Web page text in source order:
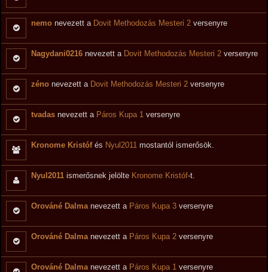
nemo nevezett a Dovit Methodozás Mesteri 2 versenyre
Nagydani0216 nevezett a Dovit Methodozás Mesteri 2 versenyre
zéno nevezett a Dovit Methodozás Mesteri 2 versenyre
tvadas nevezett a Páros Kupa 1 versenyre
Kronome Kristófés Nyul2011 mostantól ismerősök.
Nyul2011 ismerősnek jelölte Kronome Kristóf-t.
Orováné Dalma nevezett a Páros Kupa 3 versenyre
Orováné Dalma nevezett a Páros Kupa 2 versenyre
Orováné Dalma nevezett a Páros Kupa 1 versenyre